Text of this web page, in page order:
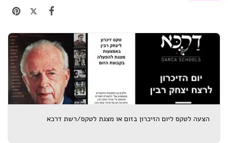
הצעה לטקס ליום הזיכרון בזום או מצגת לטקס/רשת דרכא